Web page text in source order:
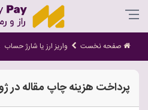
صفحه نخست واریز ارز یا شارژ حساب
پرداخت هزینه چاپ مقاله در